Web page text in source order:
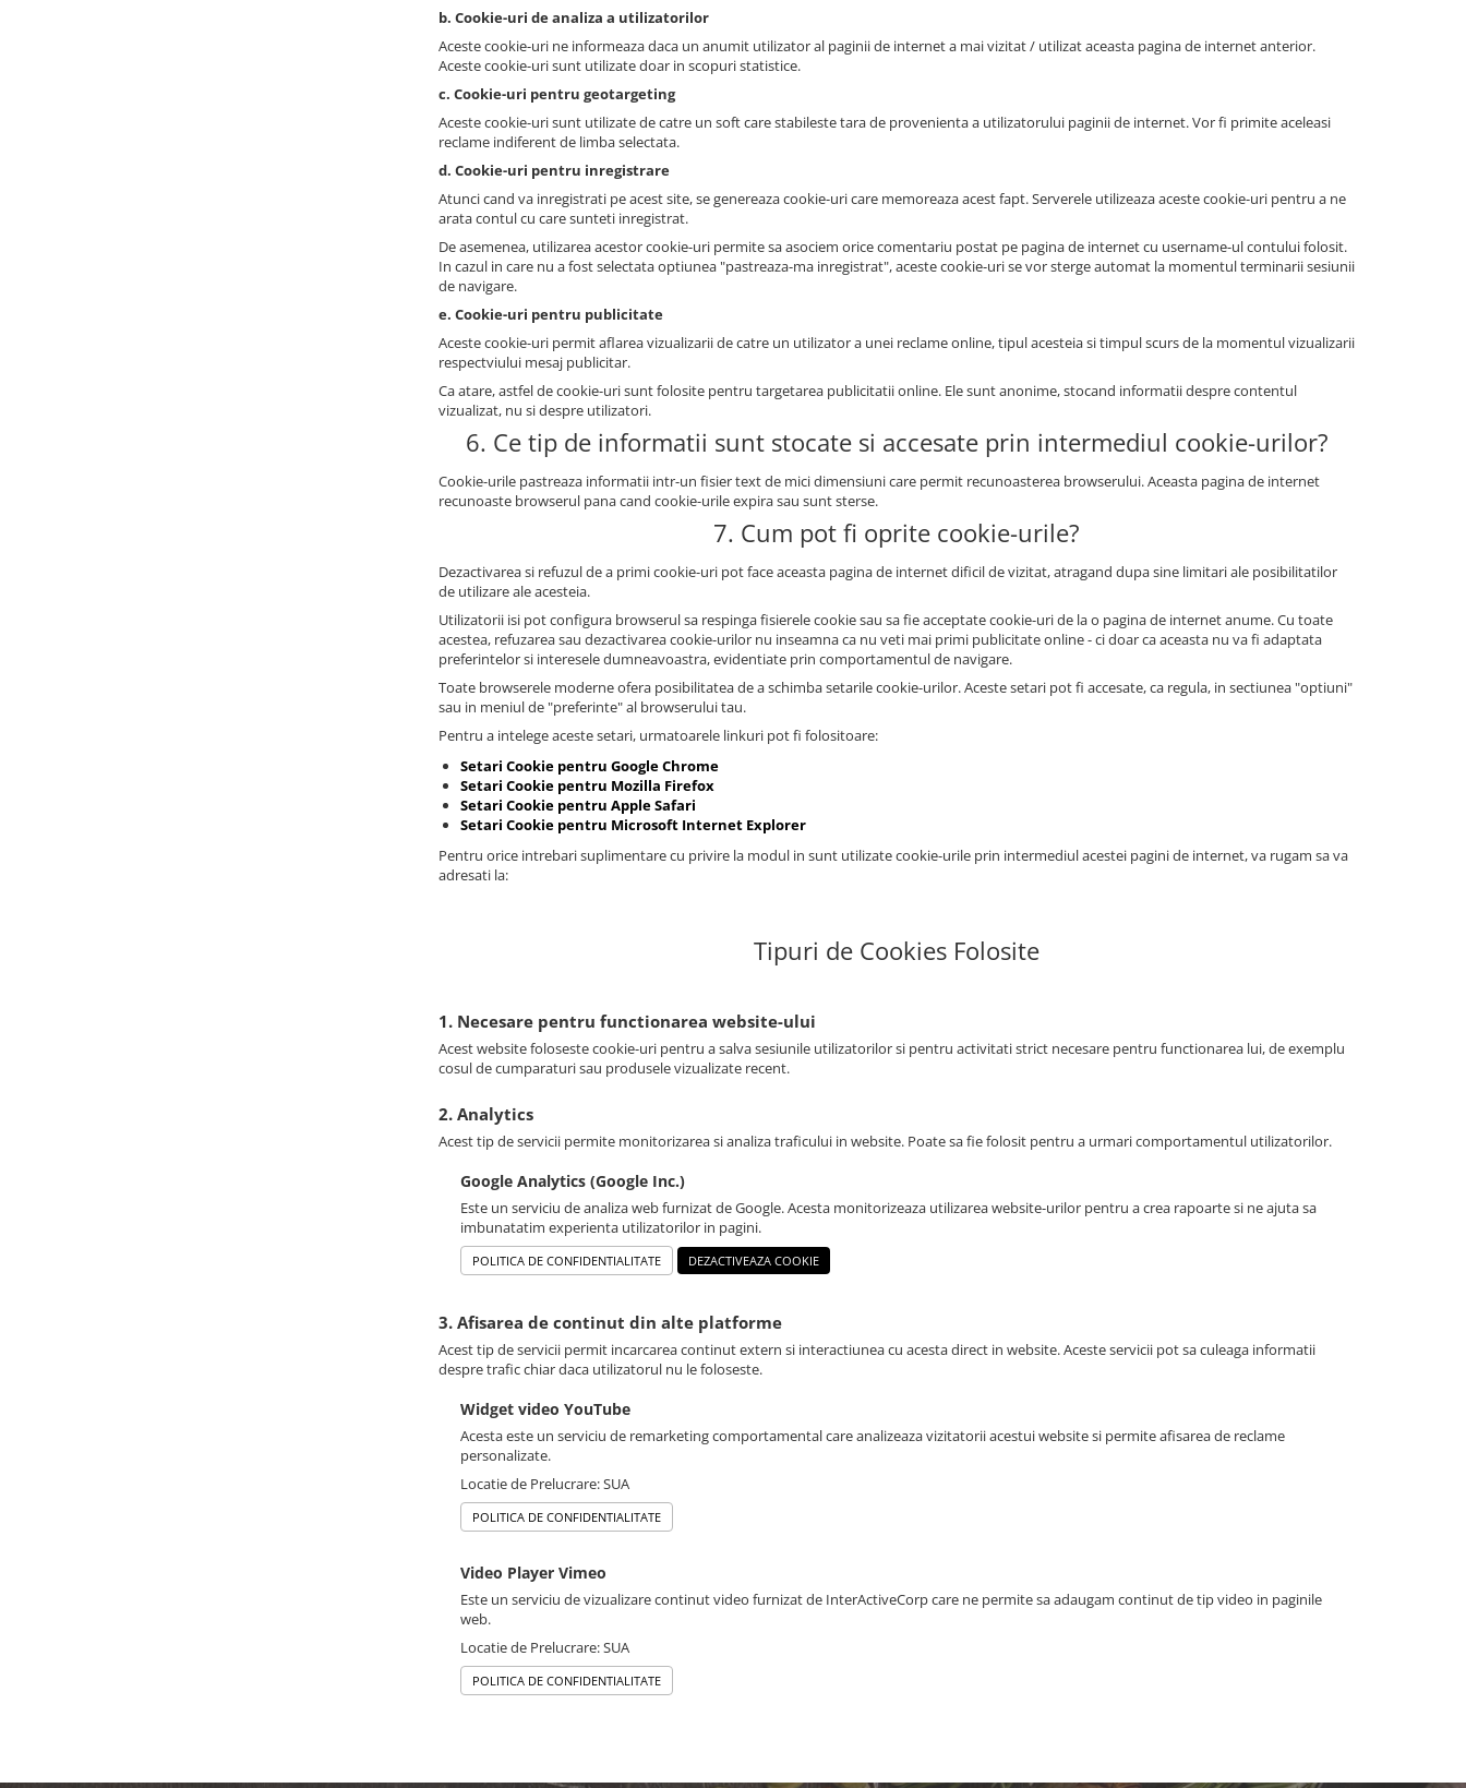
b. Cookie-uri de analiza a utilizatorilor
Aceste cookie-uri ne informeaza daca un anumit utilizator al paginii de internet a mai vizitat / utilizat aceasta pagina de internet anterior.
Aceste cookie-uri sunt utilizate doar in scopuri statistice.
c. Cookie-uri pentru geotargeting
Aceste cookie-uri sunt utilizate de catre un soft care stabileste tara de provenienta a utilizatorului paginii de internet. Vor fi primite aceleasi
reclame indiferent de limba selectata.
d. Cookie-uri pentru inregistrare
Atunci cand va inregistrati pe acest site, se genereaza cookie-uri care memoreaza acest fapt. Serverele utilizeaza aceste cookie-uri pentru a ne
arata contul cu care sunteti inregistrat.
De asemenea, utilizarea acestor cookie-uri permite sa asociem orice comentariu postat pe pagina de internet cu username-ul contului folosit.
In cazul in care nu a fost selectata optiunea "pastreaza-ma inregistrat", aceste cookie-uri se vor sterge automat la momentul terminarii sesiunii
de navigare.
e. Cookie-uri pentru publicitate
Aceste cookie-uri permit aflarea vizualizarii de catre un utilizator a unei reclame online, tipul acesteia si timpul scurs de la momentul vizualizarii
respectviului mesaj publicitar.
Ca atare, astfel de cookie-uri sunt folosite pentru targetarea publicitatii online. Ele sunt anonime, stocand informatii despre contentul
vizualizat, nu si despre utilizatori.
6. Ce tip de informatii sunt stocate si accesate prin intermediul cookie-urilor?
Cookie-urile pastreaza informatii intr-un fisier text de mici dimensiuni care permit recunoasterea browserului. Aceasta pagina de internet
recunoaste browserul pana cand cookie-urile expira sau sunt sterse.
7. Cum pot fi oprite cookie-urile?
Dezactivarea si refuzul de a primi cookie-uri pot face aceasta pagina de internet dificil de vizitat, atragand dupa sine limitari ale posibilitatilor
de utilizare ale acesteia.
Utilizatorii isi pot configura browserul sa respinga fisierele cookie sau sa fie acceptate cookie-uri de la o pagina de internet anume. Cu toate
acestea, refuzarea sau dezactivarea cookie-urilor nu inseamna ca nu veti mai primi publicitate online - ci doar ca aceasta nu va fi adaptata
preferintelor si interesele dumneavoastra, evidentiate prin comportamentul de navigare.
Toate browserele moderne ofera posibilitatea de a schimba setarile cookie-urilor. Aceste setari pot fi accesate, ca regula, in sectiunea "optiuni"
sau in meniul de "preferinte" al browserului tau.
Pentru a intelege aceste setari, urmatoarele linkuri pot fi folositoare:
Setari Cookie pentru Google Chrome
Setari Cookie pentru Mozilla Firefox
Setari Cookie pentru Apple Safari
Setari Cookie pentru Microsoft Internet Explorer
Pentru orice intrebari suplimentare cu privire la modul in sunt utilizate cookie-urile prin intermediul acestei pagini de internet, va rugam sa va
adresati la:
Tipuri de Cookies Folosite
1. Necesare pentru functionarea website-ului
Acest website foloseste cookie-uri pentru a salva sesiunile utilizatorilor si pentru activitati strict necesare pentru functionarea lui, de exemplu
cosul de cumparaturi sau produsele vizualizate recent.
2. Analytics
Acest tip de servicii permite monitorizarea si analiza traficului in website. Poate sa fie folosit pentru a urmari comportamentul utilizatorilor.
Google Analytics (Google Inc.)
Este un serviciu de analiza web furnizat de Google. Acesta monitorizeaza utilizarea website-urilor pentru a crea rapoarte si ne ajuta sa
imbunatatim experienta utilizatorilor in pagini.
POLITICA DE CONFIDENTIALITATE DEZACTIVEAZA COOKIE
3. Afisarea de continut din alte platforme
Acest tip de servicii permit incarcarea continut extern si interactiunea cu acesta direct in website. Aceste servicii pot sa culeaga informatii
despre trafic chiar daca utilizatorul nu le foloseste.
Widget video YouTube
Acesta este un serviciu de remarketing comportamental care analizeaza vizitatorii acestui website si permite afisarea de reclame
personalizate.
Locatie de Prelucrare: SUA
POLITICA DE CONFIDENTIALITATE
Video Player Vimeo
Este un serviciu de vizualizare continut video furnizat de InterActiveCorp care ne permite sa adaugam continut de tip video in paginile
web.
Locatie de Prelucrare: SUA
POLITICA DE CONFIDENTIALITATE